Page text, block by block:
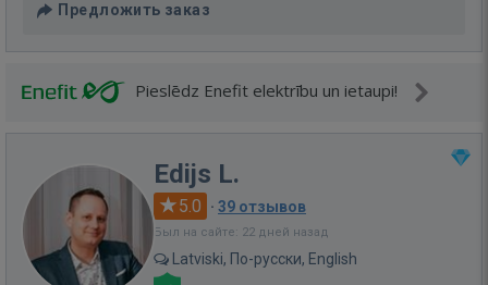
Предложить заказ
Pieslēdz Enefit elektrību un ietaupi!
Edijs L.
5.0 · 39 отзывов
Был на сайте: 22 дней назад
Latviski, По-русски, English